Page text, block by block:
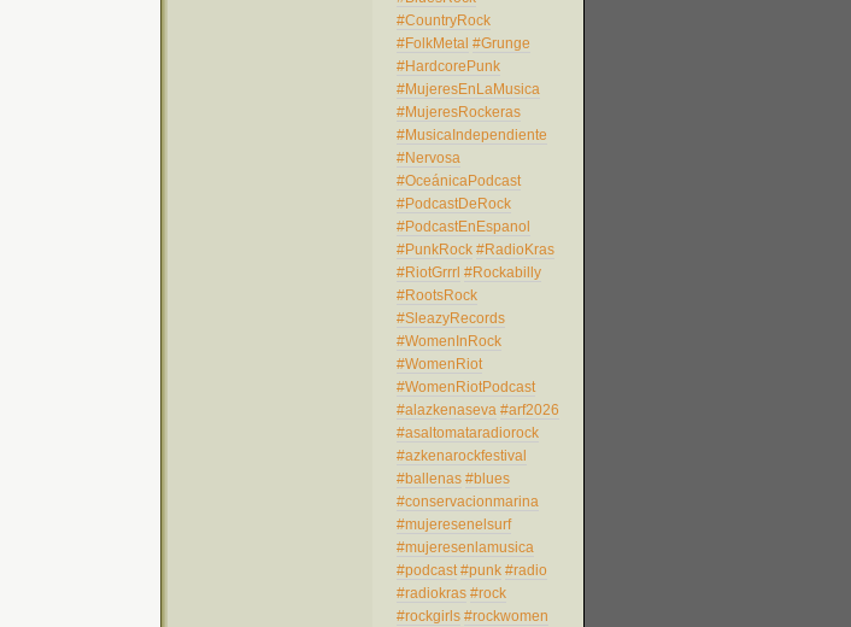
#CountryRock
#FolkMetal #Grunge
#HardcorePunk
#MujeresEnLaMusica
#MujeresRockeras
#MusicaIndependiente
#Nervosa
#OceánicaPodcast
#PodcastDeRock
#PodcastEnEspanol
#PunkRock #RadioKras
#RiotGrrrl #Rockabilly
#RootsRock
#SleazyRecords
#WomenInRock
#WomenRiot
#WomenRiotPodcast
#alazkenaseva #arf2026
#asaltomataradiorock
#azkenarockfestival
#ballenas #blues
#conservacionmarina
#mujeresenelsurf
#mujeresenlamusica
#podcast #punk #radio
#radiokras #rock
#rockgirls #rockwomen